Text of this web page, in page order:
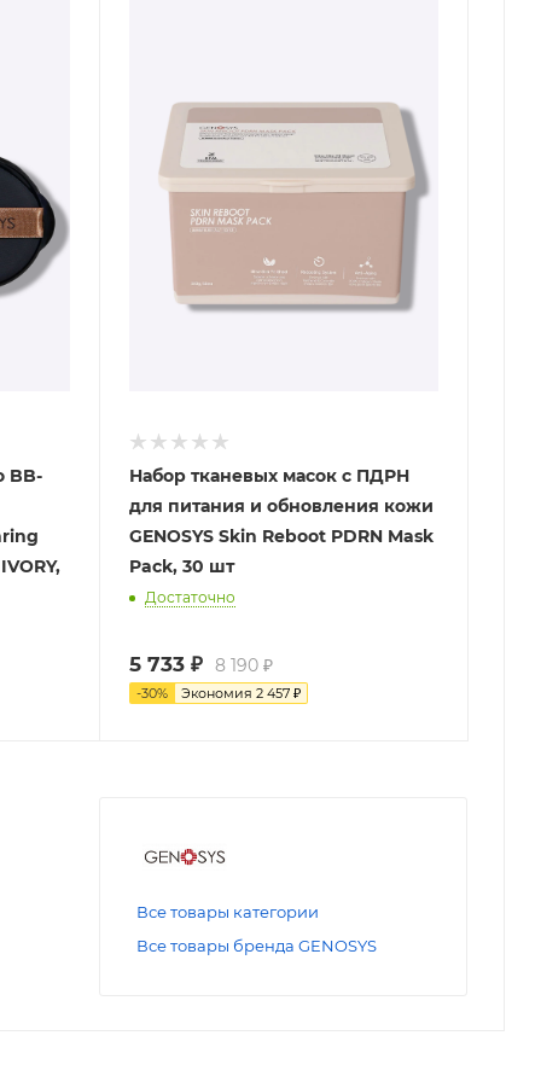
BB-
Набор тканевых масок с ПДРН
для питания и обновления кожи
GENOSYS Skin Reboot PDRN Mask
Pack, 30 шт
Достаточно
5 733₽ 8 190₽
-30% Экономия 2 457₽
Все товары категории
Все товары бренда GENOSYS